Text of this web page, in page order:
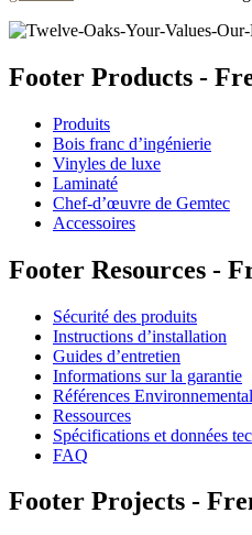
Footer Products -
Produits
Bois franc d’ingénierie
Vinyles de luxe
Laminaté
Chef-d’œuvre de Gemtec
Accessoires
Footer Resources -
Sécurité des produits
Instructions d’installation
Guides d’entretien
Informations sur la garantie
Références
Ressources
Spécifications et données
FAQ
Footer Projects -